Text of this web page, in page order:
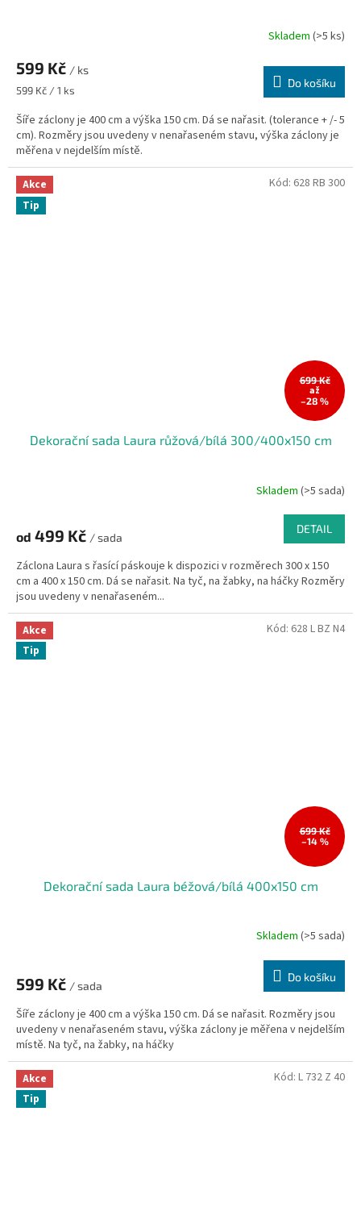
Skladem (>5 ks)
599 Kč / ks
Měrná
599 Kč / 1 ks
Do košíku
Šíře záclony je 400 cm a výška 150 cm. Dá se nařasit. (tolerance + /- 5
cm). Rozměry jsou uvedeny v nenařaseném stavu, výška záclony je
měřena v nejdelším místě.
Akce
Tip
699 Kč
až
–28 %
Dekorační sada Laura růžová/bílá 300/400x150 cm
Skladem (>5 sada)
od 499 Kč / sada
DETAIL
Záclona Laura s řasící páskouje k dispozici v rozměrech 300 x 150
cm a 400 x 150 cm. Dá se nařasit. Na tyč, na žabky, na háčky Rozměry
jsou uvedeny v nenařaseném...
Kód: 628 RB 300
Akce
Tip
699 Kč
–14 %
Dekorační sada Laura béžová/bílá 400x150 cm
Skladem (>5 sada)
599 Kč / sada
Do košíku
Šíře záclony je 400 cm a výška 150 cm. Dá se nařasit. Rozměry jsou
uvedeny v nenařaseném stavu, výška záclony je měřena v nejdelším
místě. Na tyč, na žabky, na háčky
Kód: 628 L BZ N4
Akce
Tip
Kód: L 732 Z 40